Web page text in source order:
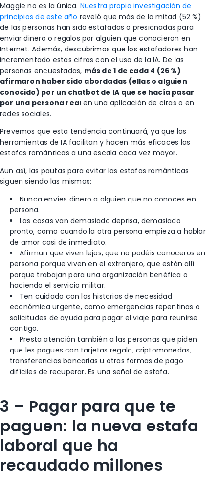
Maggie no es la única. Nuestra propia investigación de
principios de este año reveló que más de la mitad (52 %)
de las personas han sido estafadas o presionadas para
enviar dinero o regalos por alguien que conocieron en
Internet. Además, descubrimos que los estafadores han
incrementado estas cifras con el uso de la IA. De las
personas encuestadas, más de 1 de cada 4 (26 %)
afirmaron haber sido abordadas (ellas o alguien
conocido) por un chatbot de IA que se hacía pasar
por una persona real en una aplicación de citas o en
redes sociales.
Prevemos que esta tendencia continuará, ya que las
herramientas de IA facilitan y hacen más eficaces las
estafas románticas a una escala cada vez mayor.
Aun así, las pautas para evitar las estafas románticas
siguen siendo las mismas:
Nunca envíes dinero a alguien que no conoces en
persona.
Las cosas van demasiado deprisa, demasiado
pronto, como cuando la otra persona empieza a hablar
de amor casi de inmediato.
Afirman que viven lejos, que no podéis conoceros en
persona porque viven en el extranjero, que están allí
porque trabajan para una organización benéfica o
haciendo el servicio militar.
Ten cuidado con las historias de necesidad
económica urgente, como emergencias repentinas o
solicitudes de ayuda para pagar el viaje para reunirse
contigo.
Presta atención también a las personas que piden
que les pagues con tarjetas regalo, criptomonedas,
transferencias bancarias u otras formas de pago
difíciles de recuperar. Es una señal de estafa.
3 – Pagar para que te
paguen: la nueva estafa
laboral que ha
recaudado millones